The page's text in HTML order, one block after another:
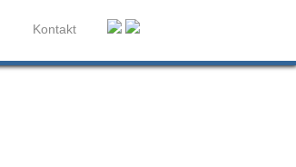
Kontakt